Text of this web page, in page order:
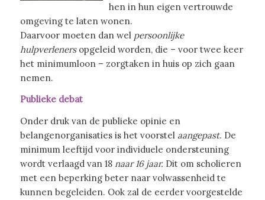
hen in hun eigen vertrouwde
omgeving te laten wonen.
Daarvoor moeten dan wel persoonlijke
hulpverlenersopgeleid worden, die – voor twee keer
het minimumloon – zorgtaken in huis op zich gaan
nemen.
Publieke debat
Onder druk van de publieke opinie en
belangenorganisaties is het voorstel aangepast. De
minimum leeftijd voor individuele ondersteuning
wordt verlaagd van 18 naar 16 jaar. Dit om scholieren
met een beperking beter naar volwassenheid te
kunnen begeleiden. Ook zal de eerder voorgestelde